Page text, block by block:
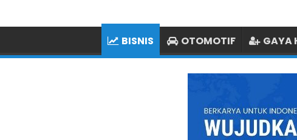
BISNIS OTOMOTIF GAYA